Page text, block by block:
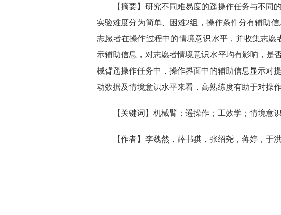
【摘要】研究不同难易度的遥操作任务与不同
实验难度分为简单、困难2组，操作条件分有辅助
志愿者在操作过程中的情境意识水平，并收集志
示辅助信息，对志愿者情境意识水平均有影响，是
械臂遥操作任务中，操作界面中的辅助信息显示对
动数据及情境意识水平来看，高熟练度有助于对操
【关键词】机械臂；遥操作；工效学；情境意识
【作者】李魏然，薛书骐，张绍尧，蒋婷，于